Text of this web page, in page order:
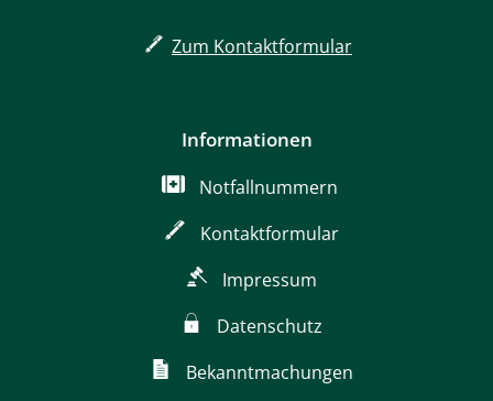
Zum Kontaktformular
Informationen
Notfallnummern
Kontaktformular
Impressum
Datenschutz
Bekanntmachungen